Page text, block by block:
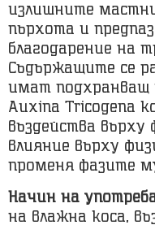
излишните
пърхота и
благодарение на
Съдържащите се
имат подхранващ
Auxina Tricogena
въздейства върху
влияние върху
променя фазите
Начин на
на влажна коса,